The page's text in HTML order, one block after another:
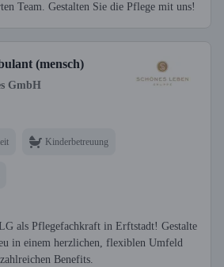
Team. Gestalten Sie die Pflege mit uns!
(mensch)
GmbH
Kinderbetreuung
als Pflegefachkraft in Erftstadt! Gestalte
in einem herzlichen, flexiblen Umfeld
Benefits.